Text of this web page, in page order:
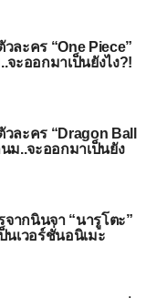
ละคร “One Piece”
ะออกมาเป็นยังไง?!
ละคร “Dragon Ball
ม..จะออกมาเป็นยัง
ากนินจา “นารูโตะ”
นเวอร์ชั่นอนิเมะ